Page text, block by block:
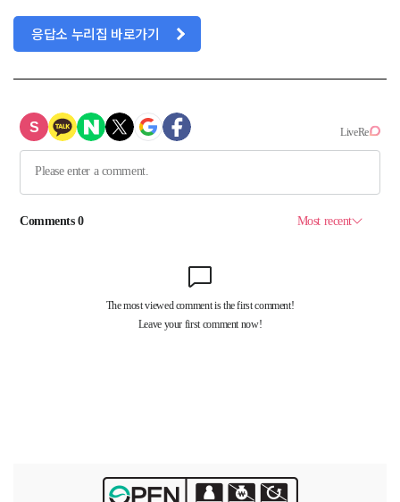
응답소 누리집 바로가기